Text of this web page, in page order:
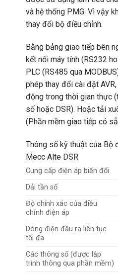
và hệ thống PMG. Vì vậy
thay đổi bộ điều chỉnh.
Bằng bảng giao tiếp bên
kết nối máy tính (RS232
PLC (RS485 qua
phép thay đổi cài đặt
động trong thời gian thực
số hoặc DSR). Hoặc tải
(Phần mềm giao tiếp có
Thông số kỹ thuật của Bộ
Mecc Alte DSR
Cung cấp điện áp biến đổi
Dải tần số
Độ chính xác của điều
chỉnh điện áp
Dòng điện đầu ra liên tục
tối đa
Các thông số (được lập
trình thông qua phần mềm)